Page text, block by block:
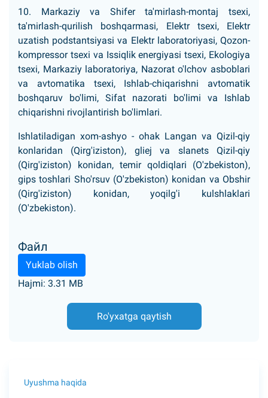
10. Markaziy va Shifer ta'mirlash-montaj tsexi,
ta'mirlash-qurilish boshqarmasi, Elektr tsexi, Elektr
uzatish podstantsiyasi va Elektr laboratoriyasi, Qozon-
kompressor tsexi va Issiqlik energiyasi tsexi, Ekologiya
tsexi, Markaziy laboratoriya, Nazorat o'lchov asboblari
va avtomatika tsexi, Ishlab-chiqarishni avtomatik
boshqaruv bo'limi, Sifat nazorati bo'limi va Ishlab
chiqarishni rivojlantirish bo'limlari.
Ishlatiladigan xom-ashyo - ohak Langan va Qizil-qiy
konlaridan (Qirg'iziston), gliej va slanets Qizil-qiy
(Qirg'iziston) konidan, temir qoldiqlari (O'zbekiston),
gips toshlari Sho'rsuv (O'zbekiston) konidan va Obshir
(Qirg'iziston) konidan, yoqilg'i kulshlaklari
(O'zbekiston).
Файл
Yuklab olish
Hajmi: 3.31 MB
Ro'yxatga qaytish
Uyushma haqida